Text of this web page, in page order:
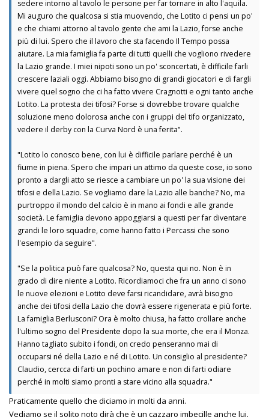
sedere intorno al tavolo le persone per far tornare in alto l'aquila.
Mi auguro che qualcosa si stia muovendo, che Lotito ci pensi un po'
e che chiami attorno al tavolo gente che ami la Lazio, forse anche
più di lui. Spero che il lavoro che sta facendo Il Tempo possa
aiutare. La mia famiglia fa parte di tutti quelli che vogliono rivedere
la Lazio grande. I miei nipoti sono un po' sconcertati, è difficile farli
crescere laziali oggi. Abbiamo bisogno di grandi giocatori e di fargli
vivere quel sogno che ci ha fatto vivere Cragnotti e ogni tanto anche
Lotito. La protesta dei tifosi? Forse si dovrebbe trovare qualche
soluzione meno dolorosa anche con i gruppi del tifo organizzato,
vedere il derby con la Curva Nord è una ferita".
"Lotito lo conosco bene, con lui è difficile parlare perché è un
fiume in piena. Spero che impari un attimo da queste cose, io sono
pronto a dargli atto se riesce a cambiare un po' la sua visione dei
tifosi e della Lazio. Se vogliamo dare la Lazio alle banche? No, ma
purtroppo il mondo del calcio è in mano ai fondi e alle grande
società. Le famiglia devono appoggiarsi a questi per far diventare
grandi le loro squadre, come hanno fatto i Percassi che sono
l'esempio da seguire".
"Se la politica può fare qualcosa? No, questa qui no. Non è in
grado di dire niente a Lotito. Ricordiamoci che fra un anno ci sono
le nuove elezioni e Lotito deve farsi ricandidare, avrà bisogno
anche dei tifosi della Lazio che dovrà essere rigenerata e più forte.
La famiglia Berlusconi? Ora è molto chiusa, ha fatto crollare anche
l'ultimo sogno del Presidente dopo la sua morte, che era il Monza.
Hanno tagliato subito i fondi, on credo penseranno mai di
occuparsi né della Lazio e né di Lotito. Un consiglio al presidente?
Claudio, cercca di farti un pochino amare e non di farti odiare
perché in molti siamo pronti a stare vicino alla squadra."
Praticamente quello che diciamo in molti da anni.
Vediamo se il solito noto dirà che è un cazzaro imbecille anche lui.